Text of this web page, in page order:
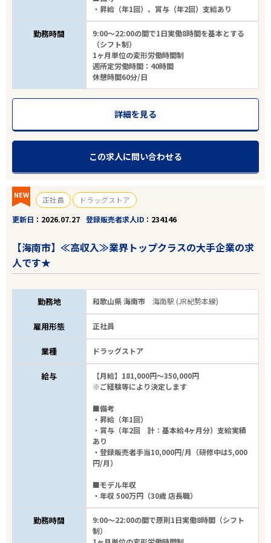
・昇給（年1回）、賞与（年2回）支給あり
勤務時間
9:00～22:00の間で1日実働8時間を基本とする
（シフト制）
1ヶ月単位の変形労働時間制
週所定労働時間：40時間
休憩時間60分/日
詳細を見る
この求人に問い合わせる
NEW 正社員
ドラッグストア
更新日
2026.07.27 登録販売者求人ID 234146
【海南市】≪高収入≫業界トップクラスの大手企業の求
人です★
勤務地 和歌山県 海南市海南駅 (JR紀勢本線)
雇用形態 正社員
業種 ドラッグストア
給与
【月給】181,000円～350,000円
※ご経験等により決定します
■備考
・昇給（年1回）
・賞与（年2回 計：基本給4ヶ月分）支給実績
あり
・登録販売者手当10,000円/月（研修中は5,000
円/月）
■モデル年収
・年収 500万円（30歳 店長職）
勤務時間
9:00～22:00の間で原則1日実働8時間（シフト
制）